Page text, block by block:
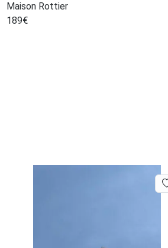
Maison Rottier
189€